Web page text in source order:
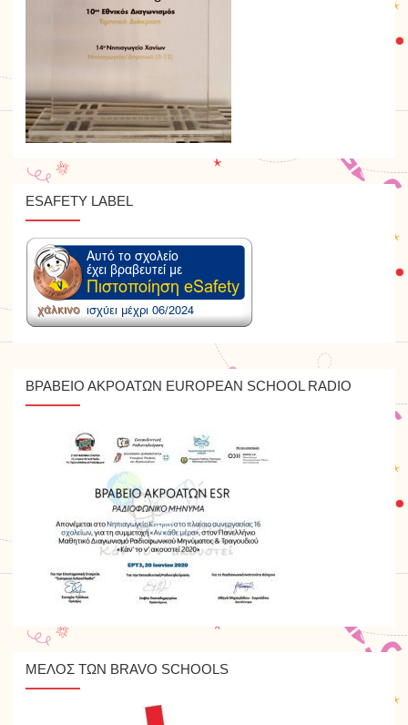
ESAFETY LABEL
ΒΡΑΒΕΙΟ ΑΚΡΟΑΤΩΝ EUROPEAN SCHOOL RADIO
ΜΕΛΟΣ ΤΩΝ BRAVO SCHOOLS